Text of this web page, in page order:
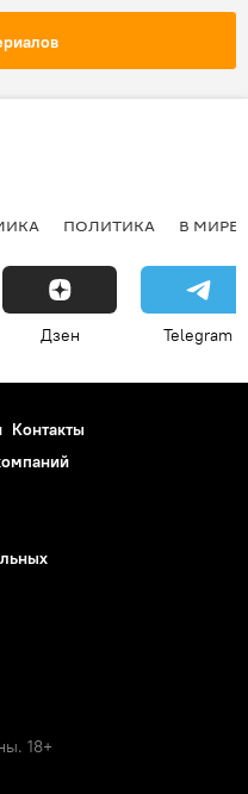
ПОЛИТИКА В МИРЕ
Дзен Telegram
Контакты
18+